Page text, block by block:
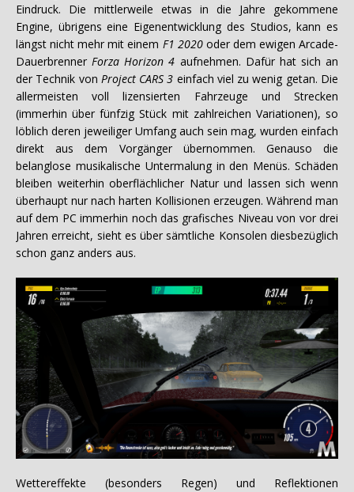
Eindruck. Die mittlerweile etwas in die Jahre gekommene
Engine, übrigens eine Eigenentwicklung des Studios, kann es
längst nicht mehr mit einem F1 2020oder dem ewigen Arcade-
DauerbrennerForza Horizon 4 aufnehmen. Dafür hat sich an
der Technik von Project CARS 3 einfach viel zu wenig getan. Die
allermeisten voll lizensierten Fahrzeuge und Strecken
(immerhin über fünfzig Stück mit zahlreichen Variationen), so
löblich deren jeweiliger Umfang auch sein mag, wurden einfach
direkt aus dem Vorgänger übernommen. Genauso die
belanglose musikalische Untermalung in den Menüs. Schäden
bleiben weiterhin oberflächlicher Natur und lassen sich wenn
überhaupt nur nach harten Kollisionen erzeugen. Während man
auf dem PC immerhin noch das grafisches Niveau von vor drei
Jahren erreicht, sieht es über sämtliche Konsolen diesbezüglich
schon ganz anders aus.
Wettereffekte (besonders Regen) und Reflektionen